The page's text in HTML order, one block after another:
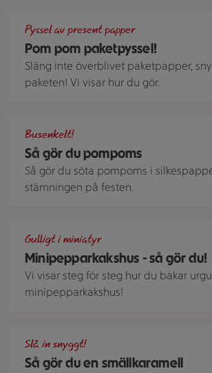
Pom pom paketpyssel!
Pyssel av present papper
Släng inte överblivet paketpapper,
paketen! Vi visar hur du gör.
Så gör du pompoms
Busenkelt!
Så gör du söta pompoms i
stämningen på festen.
Minipepparkakshus - så gör du!
Gulligt i miniatyr
Vi visar steg för steg hur du bakar
minipepparkakshus!
Så gör du en smällkaramell
Slå in snyggt!